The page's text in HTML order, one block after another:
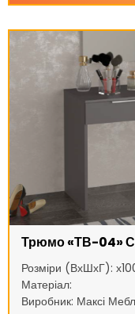
Трюмо «ТВ-04»
Розміри (ВхШхГ):
Матеріал:
Виробник: Максі